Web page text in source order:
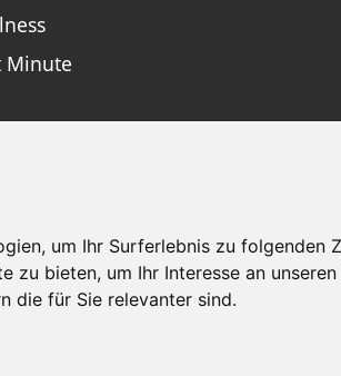
um Ihr Surferlebnis zu folgenden
zu bieten, um Ihr Interesse an
die für Sie relevanter sind.
Minute
Kontakt Partner